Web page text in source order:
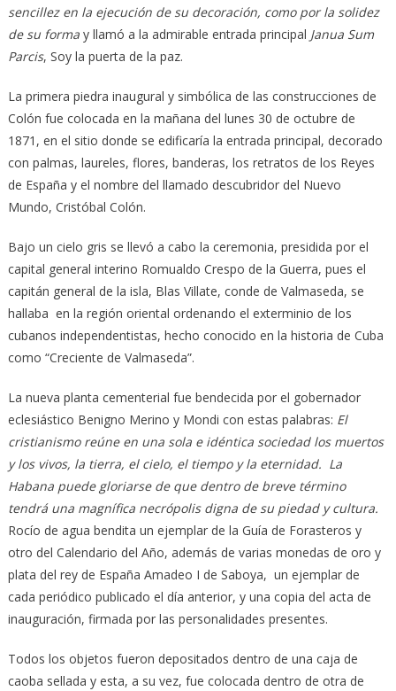
sencillez en la ejecución de su decoración, como por la solidez
de su formay llamó a la admirable entrada principal Janua Sum
Parcis, Soy la puerta de la paz.
La primera piedra inaugural y simbólica de las construcciones de
Colón fue colocada en la mañana del lunes 30 de octubre de
1871, en el sitio donde se edificaría la entrada principal, decorado
con palmas, laureles, flores, banderas, los retratos de los Reyes
de España y el nombre del llamado descubridor del Nuevo
Mundo, Cristóbal Colón.
Bajo un cielo gris se llevó a cabo la ceremonia, presidida por el
capital general interino Romualdo Crespo de la Guerra, pues el
capitán general de la isla, Blas Villate, conde de Valmaseda, se
hallaba en la región oriental ordenando el exterminio de los
cubanos independentistas, hecho conocido en la historia de Cuba
como “Creciente de Valmaseda”.
La nueva planta cementerial fue bendecida por el gobernador
eclesiástico Benigno Merino y Mondi con estas palabras: El
cristianismo reúne en una sola e idéntica sociedad los muertos
y los vivos, la tierra, el cielo, el tiempo y la eternidad. La
Habana puede gloriarse de que dentro de breve término
tendrá una magnífica necrópolis digna de su piedad y cultura.
Rocío de agua bendita un ejemplar de la Guía de Forasteros y
otro del Calendario del Año, además de varias monedas de oro y
plata del rey de España Amadeo I de Saboya, un ejemplar de
cada periódico publicado el día anterior, y una copia del acta de
inauguración, firmada por las personalidades presentes.
Todos los objetos fueron depositados dentro de una caja de
caoba sellada y esta, a su vez, fue colocada dentro de otra de